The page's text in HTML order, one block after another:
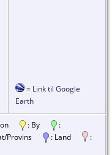
= Link til Google
Earth
: By
:
Provins : Land
: